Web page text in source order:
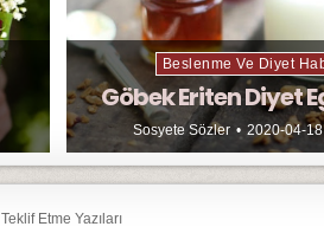
Beslenme Ve Diyet
Göbek Eriten Diyet
Sosyete Sözler 2020-04-18
Teklif Etme Yazıları